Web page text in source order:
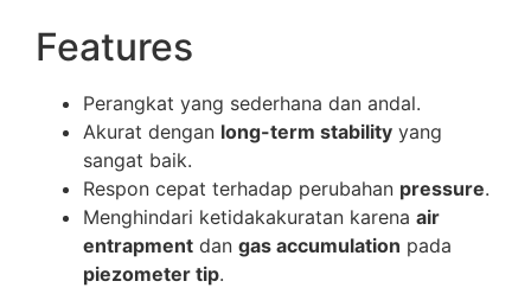
Features
Perangkat yang sederhana dan andal.
Akurat dengan long-term stability yang
sangat baik.
Respon cepat terhadap perubahan pressure.
Menghindari ketidakakuratan karena air
entrapment dan gas accumulation pada
piezometer tip.